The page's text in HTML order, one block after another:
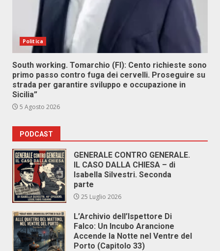
Politica
South working. Tomarchio (FI): Cento richieste sono
primo passo contro fuga dei cervelli. Proseguire su
strada per garantire sviluppo e occupazione in
Sicilia”
5 Agosto 2026
PODCAST
GENERALE CONTRO GENERALE.
IL CASO DALLA CHIESA – di
Isabella Silvestri. Seconda
parte
25 Luglio 2026
L’Archivio dell’Ispettore Di
Falco: Un Incubo Arancione
Accende la Notte nel Ventre del
Porto (Capitolo 33)